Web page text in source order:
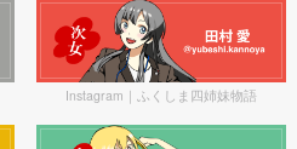
Instagram｜ふくしま四姉妹物語